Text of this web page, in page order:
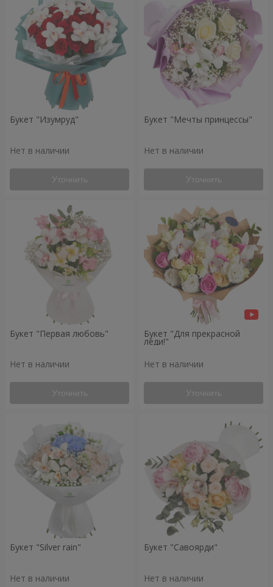
Букет "Изумруд"
Нет в наличии
Уточнить
Букет "Мечты принцессы"
Нет в наличии
Уточнить
Букет "Первая любовь"
Нет в наличии
Уточнить
Букет "Для прекрасной
леди!"
Нет в наличии
Уточнить
Букет "Silver rain"
Нет в наличии
Букет "Савоярди"
Нет в наличии